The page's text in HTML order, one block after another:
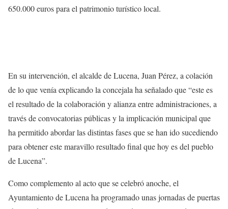
650.000 euros para el patrimonio turístico local.
En su intervención, el alcalde de Lucena, Juan Pérez, a colación
de lo que venía explicando la concejala ha señalado que “este es
el resultado de la colaboración y alianza entre administraciones, a
través de convocatorias públicas y la implicación municipal que
ha permitido abordar las distintas fases que se han ido sucediendo
para obtener este maravillo resultado final que hoy es del pueblo
de Lucena”.
Como complemento al acto que se celebró anoche, el
Ayuntamiento de Lucena ha programado unas jornadas de puertas